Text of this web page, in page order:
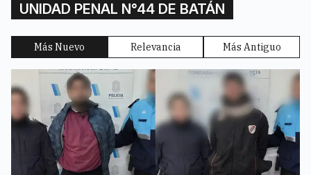
UNIDAD PENAL N°44 DE BATÁN
Más Nuevo Relevancia Más Antiguo